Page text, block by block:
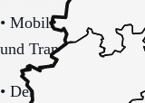
• Mobilität
und Transferbedarf.
• Demenzbezogene